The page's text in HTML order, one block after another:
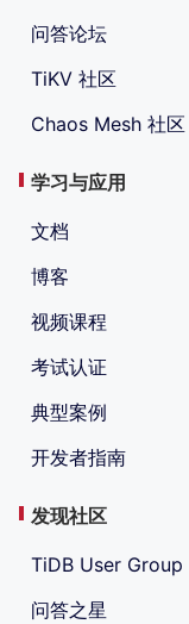
问答论坛
TiKV 社区
Chaos Mesh 社区
学习与应用
文档
博客
视频课程
考试认证
典型案例
开发者指南
发现社区
TiDB User Group
问答之星